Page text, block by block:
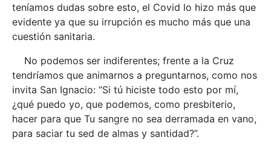
teníamos dudas sobre esto, el Covid lo hizo más que
evidente ya que su irrupción es mucho más que una
cuestión sanitaria.
No podemos ser indiferentes; frente a la Cruz
tendríamos que animarnos a preguntarnos, como nos
invita San Ignacio: “Si tú hiciste todo esto por mí,
¿qué puedo yo, que podemos, como presbiterio,
hacer para que Tu sangre no sea derramada en vano,
para saciar tu sed de almas y santidad?”.